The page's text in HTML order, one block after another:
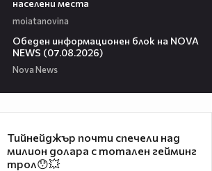
населени места
moiatanovina
Обеден информационен блок на NOVA
NEWS (07.08.2026)
Nova News
Тийнейджър почти спечели над
милион долара с тотален гейминг
трол😯💥